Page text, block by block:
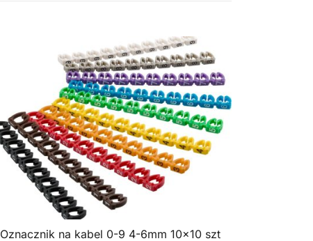
Oznacznik na kabel 0-9 4-6mm 10×10 szt